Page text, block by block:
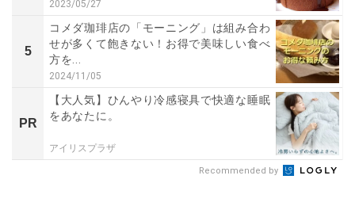
2023/05/27
5
コメダ珈琲店の「モーニング」は組み合わ
せが多くて飽きない！お得で美味しい食べ
方を...
2024/11/05
PR
【大人気】ひんやり冷感寝具で快適な睡眠
をあなたに。
アイリスプラザ
Recommended by